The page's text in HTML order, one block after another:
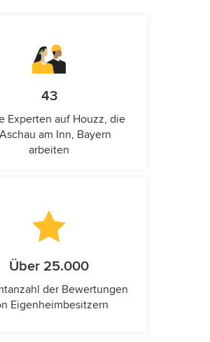
43
Experten auf Houzz, die
am Inn, Bayern
arbeiten
Über 25.000
der Bewertungen
Eigenheimbesitzern